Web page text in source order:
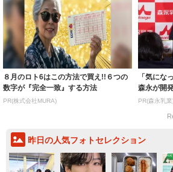
８月のロト6はこの方法で買え!!６つの
数字が『完全一致』する方法
PR(株式会社MURA)
「気にな
森永が開
PR(森永乳
昨日の人気フォトセレクション